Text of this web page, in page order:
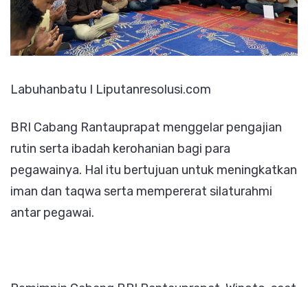
Labuhanbatu I Liputanresolusi.com
BRI Cabang Rantauprapat menggelar pengajian
rutin serta ibadah kerohanian bagi para
pegawainya. Hal itu bertujuan untuk meningkatkan
iman dan taqwa serta mempererat silaturahmi
antar pegawai.